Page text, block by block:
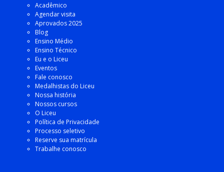
Acadêmico
Agendar visita
Aprovados 2025
Blog
Ensino Médio
Ensino Técnico
Eu e o Liceu
Eventos
Fale conosco
Medalhistas do Liceu
Nossa história
Nossos cursos
O Liceu
Política de Privacidade
Processo seletivo
Reserve sua matrícula
Trabalhe conosco